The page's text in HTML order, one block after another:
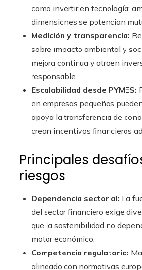
como invertir en tecnología:
dimensiones se potencian
Medición y transparencia:
sobre impacto ambiental y
mejora continua y atraen
responsable.
Escalabilidad desde PYMES:
en empresas pequeñas
apoya la transferencia de
crean incentivos financieros
Principales
riesgos
Dependencia sectorial: La
del sector financiero exige
que la sostenibilidad no
motor económico.
Competencia regulatoria:
alineado con normativas